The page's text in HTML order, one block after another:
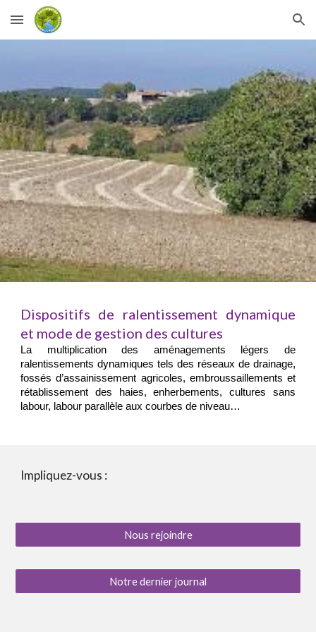
Skip to main content Skip to navigation
Dispositifs de ralentissement dynamique
et mode de gestion des cultures
La multiplication des aménagements légers de
ralentissements dynamiques tels des réseaux de drainage,
fossés d’assainissement agricoles, embroussaillements et
rétablissement des haies, enherbements, cultures sans
labour, labour parallèle aux courbes de niveau…
Impliquez-vous :
Nous rejoindre
Notre dernier journal